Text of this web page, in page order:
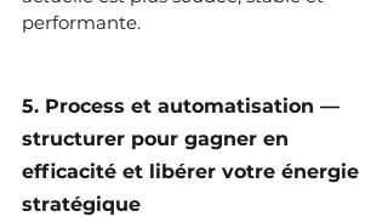
performante.
5. Process et automatisation —
structurer pour gagner en
efficacité et libérer votre énergie
stratégique